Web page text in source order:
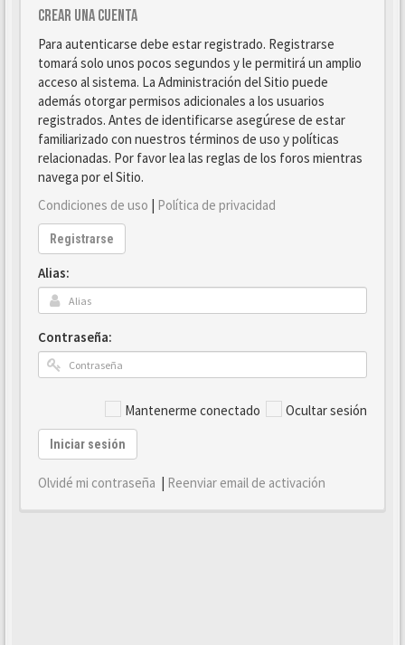
Crear una cuenta
Para autenticarse debe estar registrado. Registrarse
tomará solo unos pocos segundos y le permitirá un amplio
acceso al sistema. La Administración del Sitio puede
además otorgar permisos adicionales a los usuarios
registrados. Antes de identificarse asegúrese de estar
familiarizado con nuestros términos de uso y políticas
relacionadas. Por favor lea las reglas de los foros mientras
navega por el Sitio.
Condiciones de uso | Política de privacidad
Registrarse
Alias:
Contraseña:
Mantenerme conectado Ocultar sesión
Iniciar sesión
Olvidé mi contraseña | Reenviar email de activación